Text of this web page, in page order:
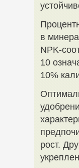
в
NPK-
10
10%
рост.